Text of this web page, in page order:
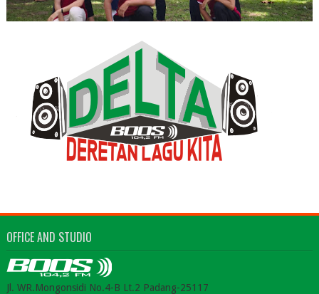
OFFICE AND STUDIO
Jl. WR.Mongonsidi No.4-B Lt.2 Padang-25117